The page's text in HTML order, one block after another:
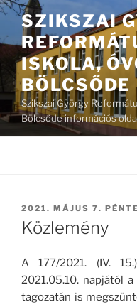
Tartalomhoz
SZIKSZAI
ISKOLA,
BÖLCSŐDE
Szikszai György
Bölcsőde információs
BEKÜLDVE:
2021. MÁJUS 7.
Közlemény
A 177/2021. (IV.
2021.05.10. napjától
tagozatán is